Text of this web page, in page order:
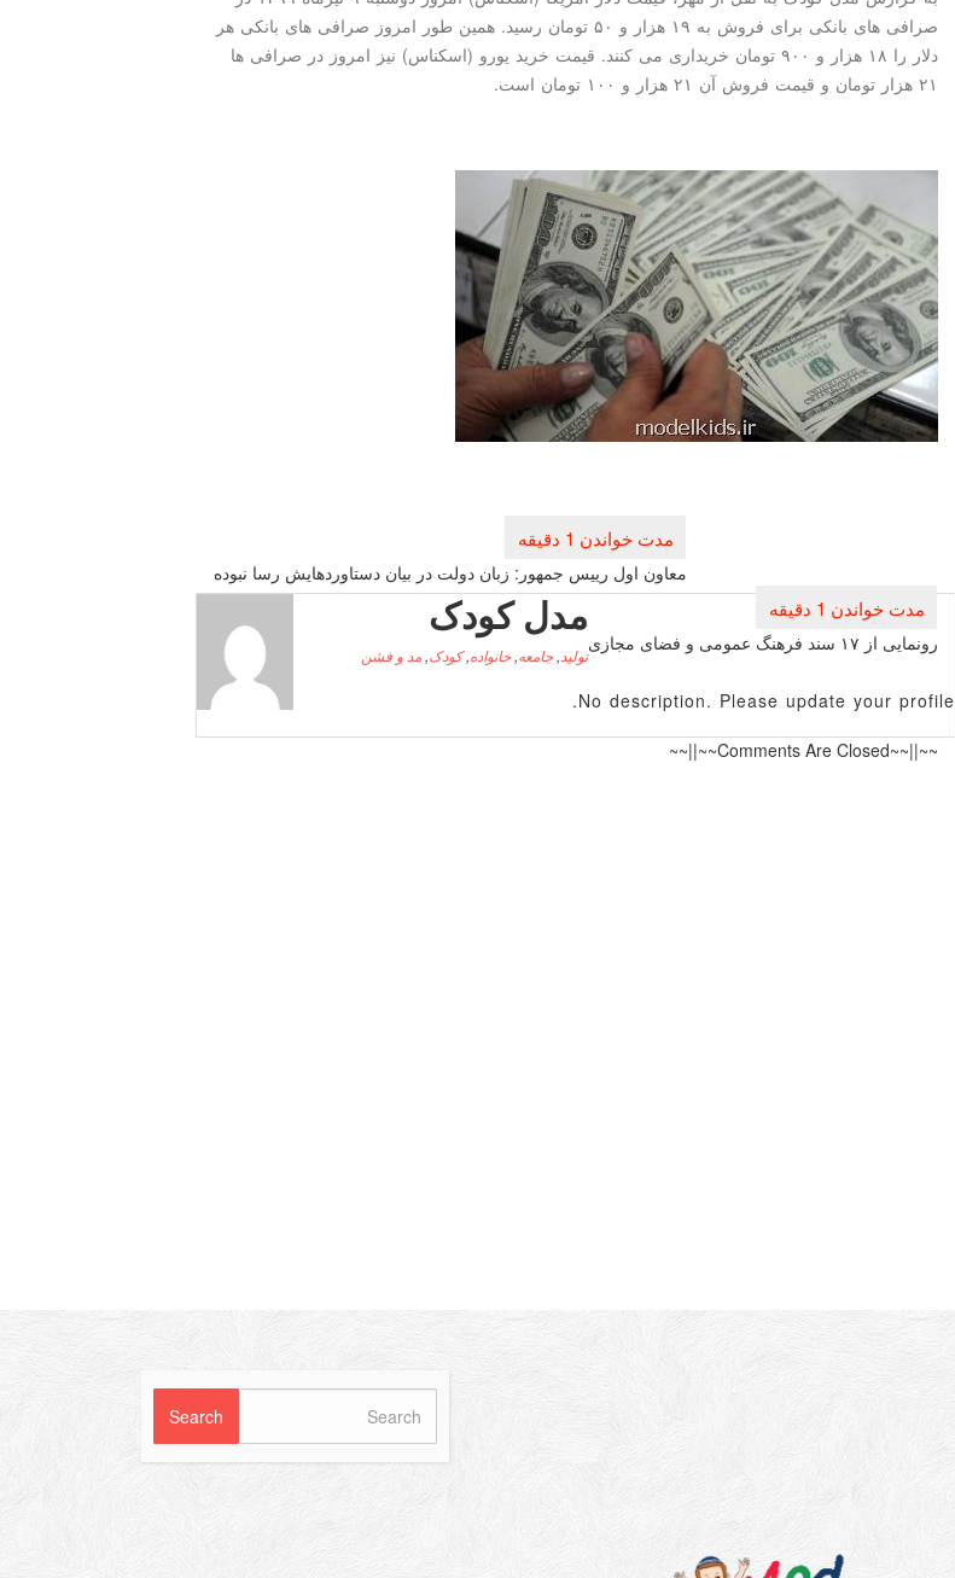
صرافی های بانکی برای فروش به ۱۹ هزار و ۵۰ تومان رسید. همین طور امروز صرافی های بانکی هر
دلار را ۱۸ هزار و ۹۰۰ تومان خریداری می کنند. قیمت خرید یورو (اسکناس) نیز امروز در صرافی ها
۲۱ هزار تومان و قیمت فروش آن ۲۱ هزار و ۱۰۰ تومان است.
معاون اول رییس جمهور: زبان دولت در بیان دستاوردهایش رسا نبوده
رونمایی از ۱۷ سند فرهنگ عمومی و فضای مجازی
مدل کودک
تولید ,جامعه,خانواده,کودک, مد و فشن
No description. Please update your profile.
~~||~~Comments Are Closed~~||~~